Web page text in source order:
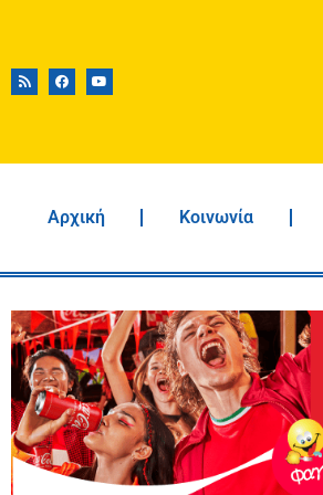
Αρχική Κοινωνία